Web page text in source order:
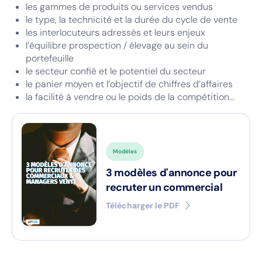
les gammes de produits ou services vendus
le type, la technicité et la durée du cycle de vente
les interlocuteurs adressés et leurs enjeux
l’équilibre prospection / élevage au sein du
portefeuille
le secteur confié et le potentiel du secteur
le panier moyen et l’objectif de chiffres d’affaires
la facilité à vendre ou le poids de la compétition...
Modèles
3 modèles d'annonce pour
recruter un commercial
Télécharger le PDF